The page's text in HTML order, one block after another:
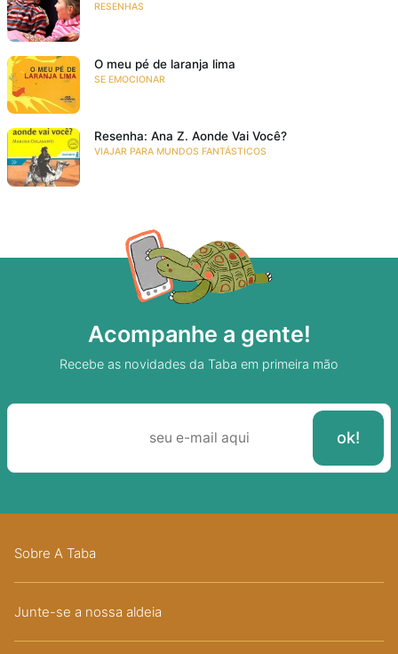
RESENHAS
O meu pé de laranja lima
SE EMOCIONAR
Resenha: Ana Z. Aonde Vai Você?
VIAJAR PARA MUNDOS FANTÁSTICOS
Acompanhe a gente!
Recebe as novidades da Taba em primeira mão
Sobre A Taba
Junte-se a nossa aldeia